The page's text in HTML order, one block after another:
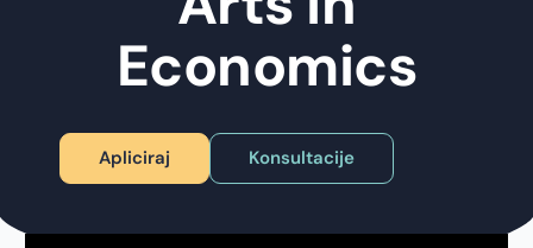
Economics
Apliciraj Konsultacije